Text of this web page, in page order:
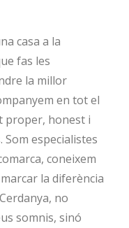
casa a la
fas les
la millor
en tot el
proper, honest i
. Som especialistes
coneixem
la diferència
no
somnis, sinó